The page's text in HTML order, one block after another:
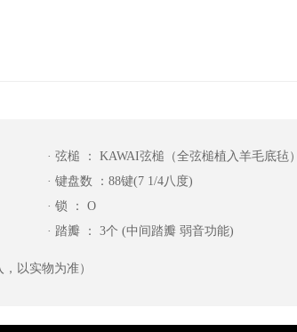
· 弦槌 ： KAWAI弦槌（全弦槌植入羊毛底毡）
· 键盘数 ：88键(7 1/4八度)
· 锁 ： O
· 踏瓣 ： 3个 (中间踏瓣 弱音功能)
以实物为准）